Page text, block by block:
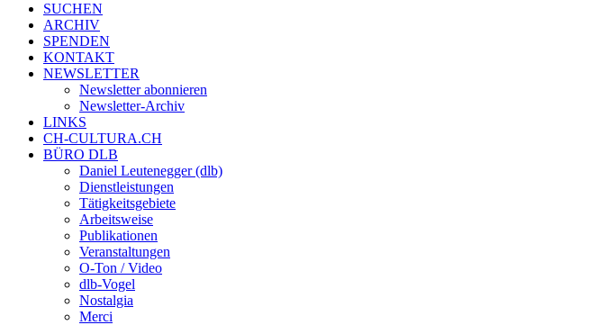
SUCHEN
ARCHIV
SPENDEN
KONTAKT
NEWSLETTER
Newsletter abonnieren
Newsletter-Archiv
LINKS
CH-CULTURA.CH
BÜRO DLB
Daniel Leutenegger (dlb)
Dienstleistungen
Tätigkeitsgebiete
Arbeitsweise
Publikationen
Veranstaltungen
O-Ton / Video
dlb-Vogel
Nostalgia
Merci